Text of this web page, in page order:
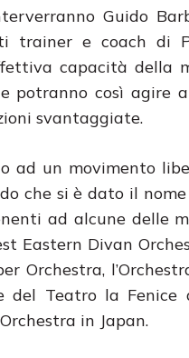
Guido
trainer e coach di
capacità della
potranno così agire
svantaggiate.
ad un movimento
che si è dato il nome
ad alcune delle
Eastern Divan
Orchestra,
del Teatro la
in Japan.